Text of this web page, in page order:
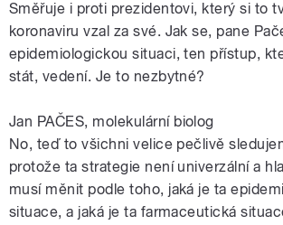
Směřuje i proti prezidentovi, který si to
koronaviru vzal za své. Jak se, pane
epidemiologickou situaci, ten přístup,
stát, vedení. Je to nezbytné?
Jan PAČES, molekulární biolog
No, teď to všichni velice pečlivě
protože ta strategie není univerzální a
musí měnit podle toho, jaká je ta
situace, a jaká je ta farmaceutická